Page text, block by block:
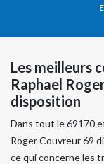
Les meilleurs
Raphael
disposition
Dans tout le 69170
Roger Couvreur 69
ce qui concerne les